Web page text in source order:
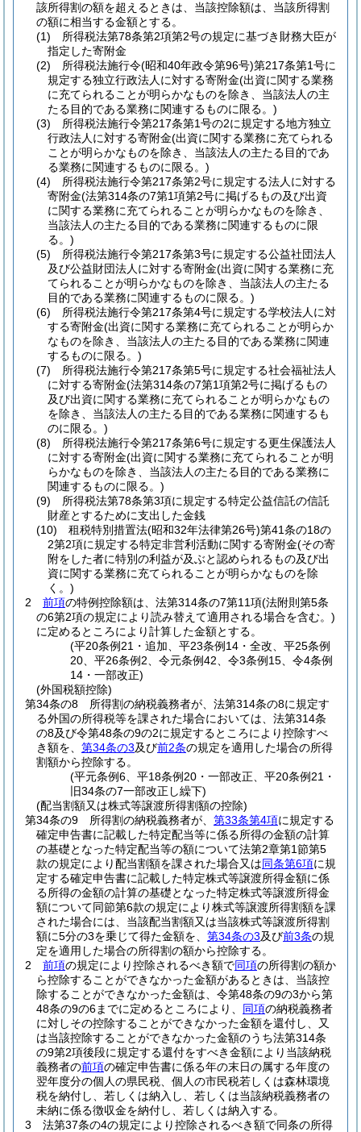
該所得割の額を超えるときは、当該控除額は、当該所得割
の額に相当する金額とする。
(1)
所得税法第78条第2項第2号の規定に基づき財務大臣が
指定した寄附金
(2)
所得税法施行令(昭和40年政令第96号)第217条第1号に
規定する独立行政法人に対する寄附金(出資に関する業務
に充てられることが明らかなものを除き、当該法人の主
たる目的である業務に関連するものに限る。)
(3)
所得税法施行令第217条第1号の2に規定する地方独立
行政法人に対する寄附金(出資に関する業務に充てられる
ことが明らかなものを除き、当該法人の主たる目的であ
る業務に関連するものに限る。)
(4)
所得税法施行令第217条第2号に規定する法人に対する
寄附金(法第314条の7第1項第2号に掲げるもの及び出資
に関する業務に充てられることが明らかなものを除き、
当該法人の主たる目的である業務に関連するものに限
る。)
(5)
所得税法施行令第217条第3号に規定する公益社団法人
及び公益財団法人に対する寄附金(出資に関する業務に充
てられることが明らかなものを除き、当該法人の主たる
目的である業務に関連するものに限る。)
(6)
所得税法施行令第217条第4号に規定する学校法人に対
する寄附金(出資に関する業務に充てられることが明らか
なものを除き、当該法人の主たる目的である業務に関連
するものに限る。)
(7)
所得税法施行令第217条第5号に規定する社会福祉法人
に対する寄附金(法第314条の7第1項第2号に掲げるもの
及び出資に関する業務に充てられることが明らかなもの
を除き、当該法人の主たる目的である業務に関連するも
のに限る。)
(8)
所得税法施行令第217条第6号に規定する更生保護法人
に対する寄附金(出資に関する業務に充てられることが明
らかなものを除き、当該法人の主たる目的である業務に
関連するものに限る。)
(9)
所得税法第78条第3項に規定する特定公益信託の信託
財産とするために支出した金銭
(10)
租税特別措置法(昭和32年法律第26号)第41条の18の
2第2項に規定する特定非営利活動に関する寄附金(その寄
附をした者に特別の利益が及ぶと認められるもの及び出
資に関する業務に充てられることが明らかなものを除
く。)
2
前項の特例控除額は、法第314条の7第11項(法附則第5条
の6第2項の規定により読み替えて適用される場合を含む。)
に定めるところにより計算した金額とする。
(平20条例21・追加、平23条例14・全改、平25条例
20、平26条例2、令元条例42、令3条例15、令4条例
14・一部改正)
(外国税額控除)
第34条の8
所得割の納税義務者が、法第314条の8に規定す
る外国の所得税等を課された場合においては、法第314条
の8及び令第48条の9の2に規定するところにより控除すべ
き額を、 第34条の3及び前2条の規定を適用した場合の所得
割額から控除する。
(平元条例6、平18条例20・一部改正、平20条例21・
旧34条の7一部改正し繰下)
(配当割額又は株式等譲渡所得割額の控除)
第34条の9
所得割の納税義務者が、 第33条第4項に規定する
確定申告書に記載した特定配当等に係る所得の金額の計算
の基礎となった特定配当等の額について法第2章第1節第5
款の規定により配当割額を課された場合又は同条第6項に規
定する確定申告書に記載した特定株式等譲渡所得金額に係
る所得の金額の計算の基礎となった特定株式等譲渡所得金
額について同節第6款の規定により株式等譲渡所得割額を課
された場合には、当該配当割額又は当該株式等譲渡所得割
額に5分の3を乗じて得た金額を、 第34条の3及び前3条の規
定を適用した場合の所得割の額から控除する。
2
前項の規定により控除されるべき額で同項の所得割の額か
ら控除することができなかった金額があるときは、当該控
除することができなかった金額は、令第48条の9の3から第
48条の9の6までに定めるところにより、 同項の納税義務者
に対しその控除することができなかった金額を還付し、又
は当該控除することができなかった金額のうち法第314条
の9第2項後段に規定する還付をすべき金額により当該納税
義務者の前項の確定申告書に係る年の末日の属する年度の
翌年度分の個人の県民税、個人の市民税若しくは森林環境
税を納付し、若しくは納入し、若しくは当該納税義務者の
未納に係る徴収金を納付し、若しくは納入する。
3
法第37条の4の規定により控除されるべき額で同条の所得